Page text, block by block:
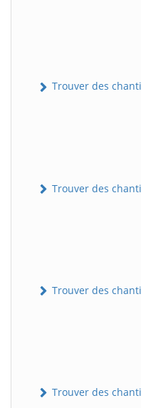
Trouver des
Trouver des
Trouver des
Trouver des